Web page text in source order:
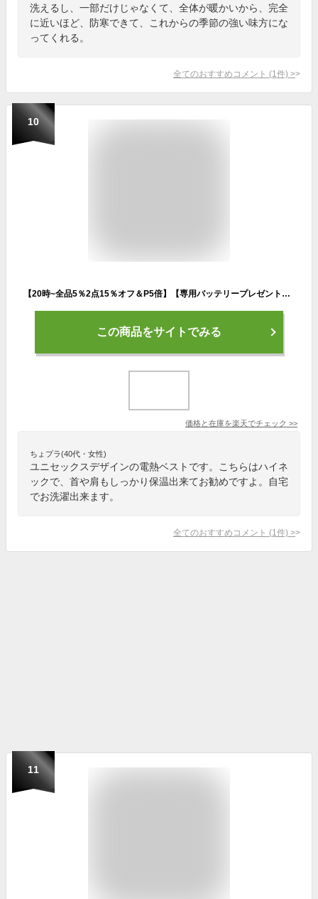
洗えるし、一部だけじゃなくて、全体が暖かいから、完全
に近いほど、防寒できて、これからの季節の強い味方にな
ってくれる。
全てのおすすめコメント (1 件) >
10
【20時~全品5％2点15％オフ＆P5倍】【専用バッテリープレゼント】電熱ベスト バッテリー付 ベスト 男女兼用 加熱ベスト 防寒着 電熱ジャケット 中綿 3段階調温 速暖 洗える 電熱ウェア M L XL XXL 防寒インナー
この商品をサイトでみる
価格と在庫を楽天でチェック >>
ちょプラ(40代・女性)
ユニセックスデザインの電熱ベストです。こちらはハイネ
ックで、首や肩もしっかり保温出来てお勧めですよ。自宅
でお洗濯出来ます。
全てのおすすめコメント (1 件) >
11